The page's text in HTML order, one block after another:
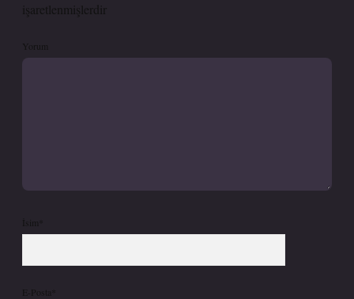
işaretlenmişlerdir
Yorum
İsim*
E-Posta*